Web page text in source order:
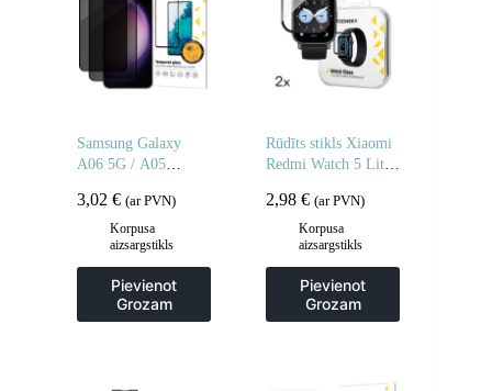
Samsung Galaxy
A06 5G / A05
stikls privātuma
aizsardzībai – 2 gab.
3,02 € (ar PVN)
Korpusa
aizsargstikls
Pievienot
Grozam
Rūdīts stikls Xiaomi
Redmi Watch 5 Lite
2,98€ (ar PVN)
Korpusa
aizsargstikls
Pievienot
Grozam